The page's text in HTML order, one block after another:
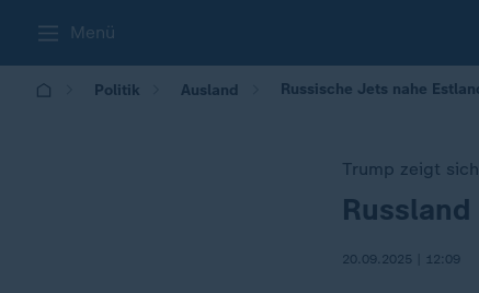
Menü
Politik Ausland Russische Jets nahe
Trump zeigt
:
20.09.2025 | 12:09